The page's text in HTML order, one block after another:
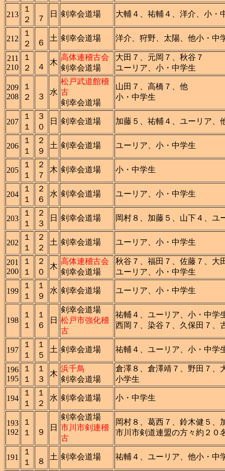
213
１
２
７
日 剣幸会道場 大輔４、祐輔４、洋介、小・
212
１
２
６
土 剣幸会道場 洋介、狩野、太陽、他小・中
211
210
１
２
４
木
高体連稽古会
剣幸会道場
大田７、元岡７、秋谷７
ユーリア、小・中学生
209
208
１
２
３
水
松戸武道館稽
古
剣幸会道場
山田７、高橋７、他
小・中学生
207
１
１
３
０
日 剣幸会道場 加藤５、祐輔４、ユーリア、
206
１
１
２
９
土 剣幸会道場 ユーリア、小・中学生
205
１
１
２
７
木 剣幸会道場 小・中学生
204
１
１
２
６
水 剣幸会道場 ユーリア、小・中学生
203
１
１
２
３
日 剣幸会道場 岡村８、加藤５、山下４、ユ
202
１
１
２
２
土 剣幸会道場 ユーリア、小・中学生
201
200
１
１
２
０
木
高体連稽古会
剣幸会道場
秋谷７、福田７、佐藤７、大
ユーリア、小・中学生
199
１
１
１
９
水 剣幸会道場 ユーリア、小・中学生
198
１
１
１
６
日
剣幸会道場
松戸市強化稽
古
祐輔４、ユーリア、小・中学
西岡７、染谷７、久保田７、
197
１
１
１
５
土 剣幸会道場 祐輔４、ユーリア、小・中学
196
195
１
１
１
３
木
浜千鳥
剣幸会道場
倉澤８、倉澤靖７、野田７、
小学生
194
１
１
１
２
水 剣幸会道場 小・中学生
193
192
１
１
９
日
剣幸会道場
市川市剣連稽
古
岡村８、葛西７、鈴木健５、
市川市剣道連盟の方々約２０
191
１
１
８
土 剣幸会道場 祐輔４、ユーリア、他小・中